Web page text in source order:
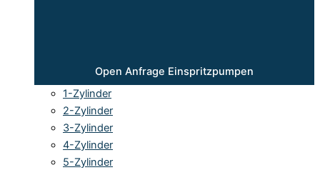
Open Anfrage Einspritzpumpen
1-Zylinder
2-Zylinder
3-Zylinder
4-Zylinder
5-Zylinder